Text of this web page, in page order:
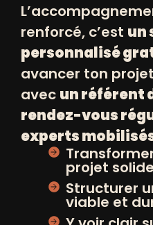
renforcé, c’est un
personnalisé
avancer ton
avec un référent
rendez-vous
experts
projet solide
Structurer
viable et